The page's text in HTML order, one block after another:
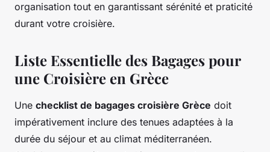
organisation tout en garantissant sérénité et praticité
durant votre croisière.
Liste Essentielle des Bagages pour
une Croisière en Grèce
Une checklist de bagages croisière Grèce doit
impérativement inclure des tenues adaptées à la
durée du séjour et au climat méditerranéen.